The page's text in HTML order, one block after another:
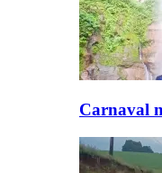
Carnaval